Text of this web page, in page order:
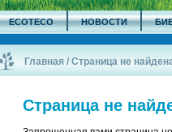
ECOTECO НОВОСТИ
Главная /Страница не
Страница не